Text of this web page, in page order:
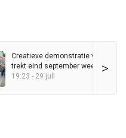
>
Creatieve demonstratie voor vrije
trekt eind september weer door
binnenstad
19:23 - 29 juli